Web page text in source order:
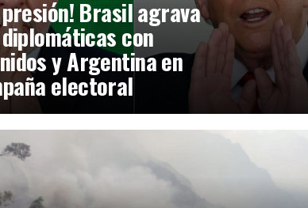
presión! Brasil agrava
con
y Argentina en
electoral